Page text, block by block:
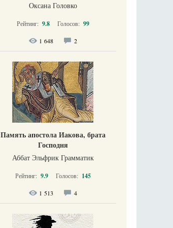
Оксана Головко
Рейтинг: 9.8 Голосов: 99
1 648 2
Память апостола Иакова, брата
Господня
Аббат Эльфрик Грамматик
Рейтинг: 9.9 Голосов: 145
1 513 4